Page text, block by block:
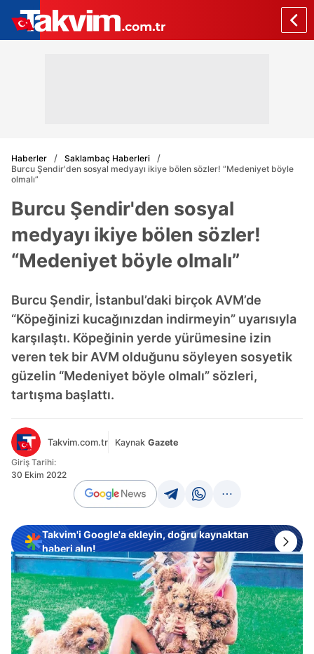
Haberler
Saklambaç Haberleri
Burcu Şendir'den sosyal medyayı ikiye bölen sözler! “Medeniyet böyle
olmalı”
Burcu Şendir'den sosyal
medyayı ikiye bölen sözler!
“Medeniyet böyle olmalı”
Burcu Şendir, İstanbul’daki birçok AVM’de
“Köpeğinizi kucağınızdan indirmeyin” uyarısıyla
karşılaştı. Köpeğinin yerde yürümesine izin
veren tek bir AVM olduğunu söyleyen sosyetik
güzelin “Medeniyet böyle olmalı” sözleri,
tartışma başlattı.
Takvim.com.tr Kaynak Gazete
Giriş Tarihi:
30 Ekim 2022
Takvim'i Google'a ekleyin, doğru kaynaktan
haberi alın!